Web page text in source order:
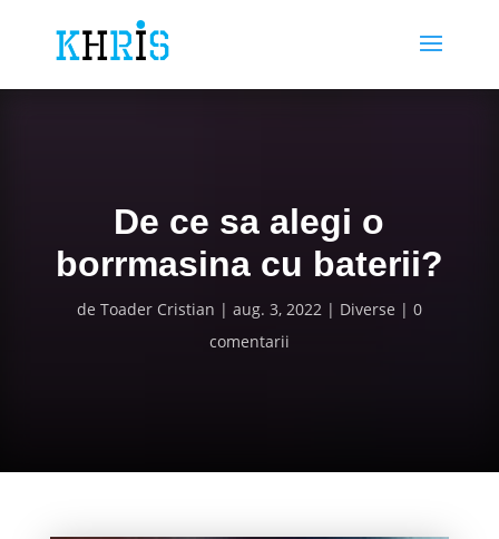
De ce sa alegi o
borrmasina cu baterii?
de Toader Cristian aug. 3, 2022 Diverse
0
comentarii